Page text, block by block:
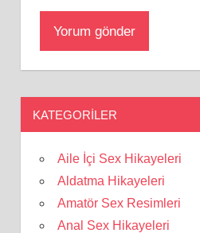
KATEGORILER
Aile İçi Sex Hikayeleri
Aldatma Hikayeleri
Amatör Sex Resimleri
Anal Sex Hikayeleri